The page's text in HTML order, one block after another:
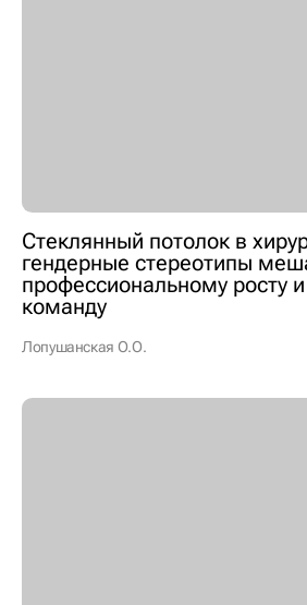
Стеклянный потолок в
гендерные стереотипы
профессиональному росту
команду
Лопушанская О.О.